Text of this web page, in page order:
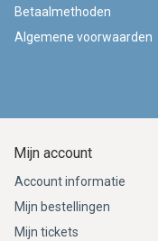
Betaalmethoden
Algemene voorwaarden
Mijn account
Account informatie
Mijn bestellingen
Mijn tickets